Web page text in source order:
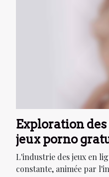
Exploration
jeux porno
L'industrie des jeux en
constante, animée par